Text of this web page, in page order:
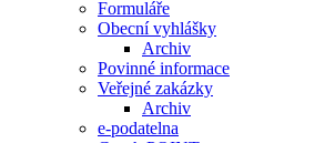
Formuláře
Obecní vyhlášky
Archiv
Povinné informace
Veřejné zakázky
Archiv
e-podatelna